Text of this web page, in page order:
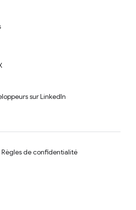
sur LinkedIn
Règles de confidentialité